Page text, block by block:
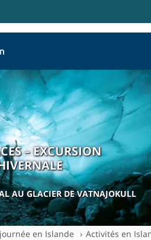
– EXCURSION
AU GLACIER DE VATNAJOKULL
en Islande
Activités en